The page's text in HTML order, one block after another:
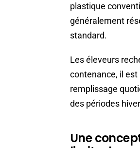
plastique
généralement
standard.
Les éleveurs
contenance, il
remplissage
des périodes
Une